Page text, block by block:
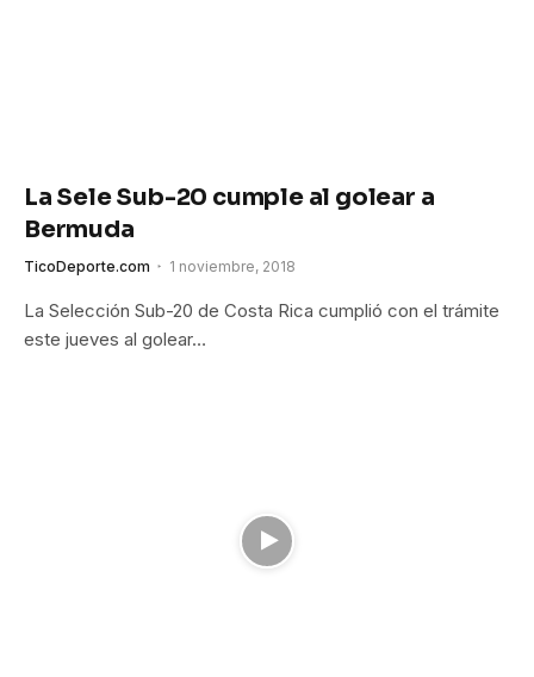
La Sele Sub-20 cumple al golear a
Bermuda
TicoDeporte.com 1 noviembre, 2018
La Selección Sub-20 de Costa Rica cumplió con el trámite
este jueves al golear…